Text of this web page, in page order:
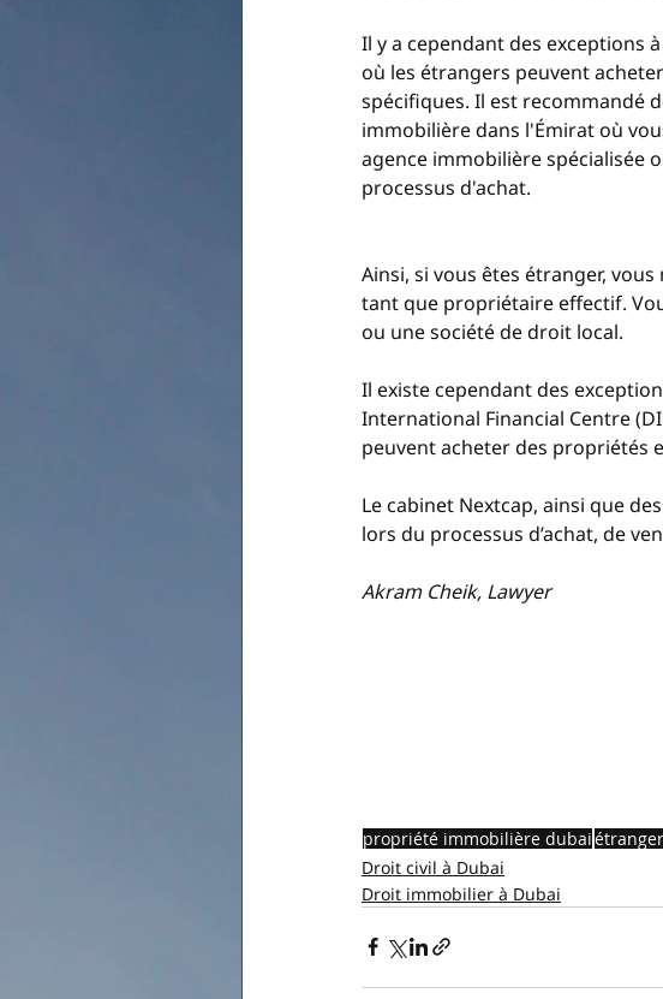
Il y a cependant des exceptions
où les étrangers peuvent
spécifiques. Il est recommandé
immobilière dans l'Émirat où
agence immobilière spécialisée
processus d'achat.
Ainsi, si vous êtes étranger,
tant que propriétaire effectif.
ou une société de droit local.
Il existe cependant des
International Financial Centre
peuvent acheter des propriétés
Le cabinet Nextcap, ainsi que
lors du processus d’achat, de
Akram Cheik, Lawyer
propriété immobilière dubai
Droit civil à Dubai
Droit immobilier à Dubai